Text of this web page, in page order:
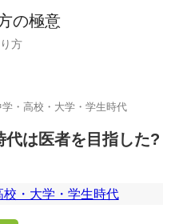
の極意
方
・高校・大学・学生時代
は医者を目指した?
・大学・学生時代